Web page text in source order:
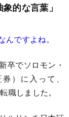
的な言葉」
ですよね。
卒でソロモン・
）に入って、
職しました。